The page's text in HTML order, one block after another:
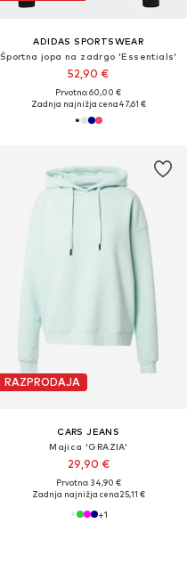
ADIDAS SPORTSWEAR
Športna jopa na zadrgo 'Essentials'
52,90 €
Prvotno: 60,00 €
Zadnja najnižja cena47,61 €
RAZPRODAJA
CARS JEANS
Majica 'GRAZIA'
29,90 €
Prvotno: 34,90 €
Zadnja najnižja cena25,11 €
+1